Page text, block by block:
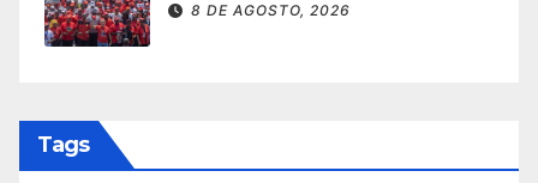
8 DE AGOSTO, 2026
Tags